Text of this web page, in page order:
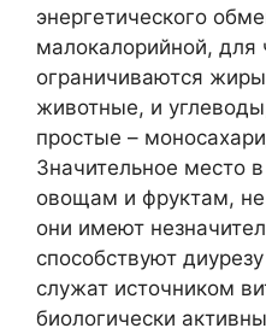
энергетического
малокалорийной, для
ограничиваются
животные, и
простые –
Значительное место
овощам и фруктам, не
они имеют
способствуют
служат источником
биологически